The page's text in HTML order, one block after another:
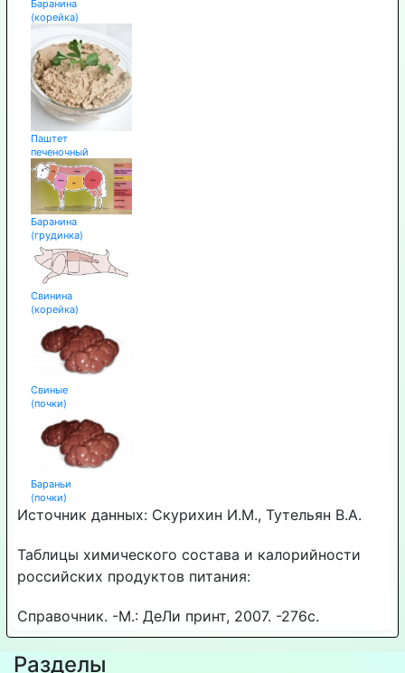
Баранина
(корейка)
Паштет
печеночный
Баранина
(грудинка)
Свинина
(корейка)
Свиные
(почки)
Бараньи
(почки)
Источник данных: Скурихин И.М., Тутельян В.А.
Таблицы химического состава и калорийности
российских продуктов питания:
Справочник. -М.: ДеЛи принт, 2007. -276с.
Разделы